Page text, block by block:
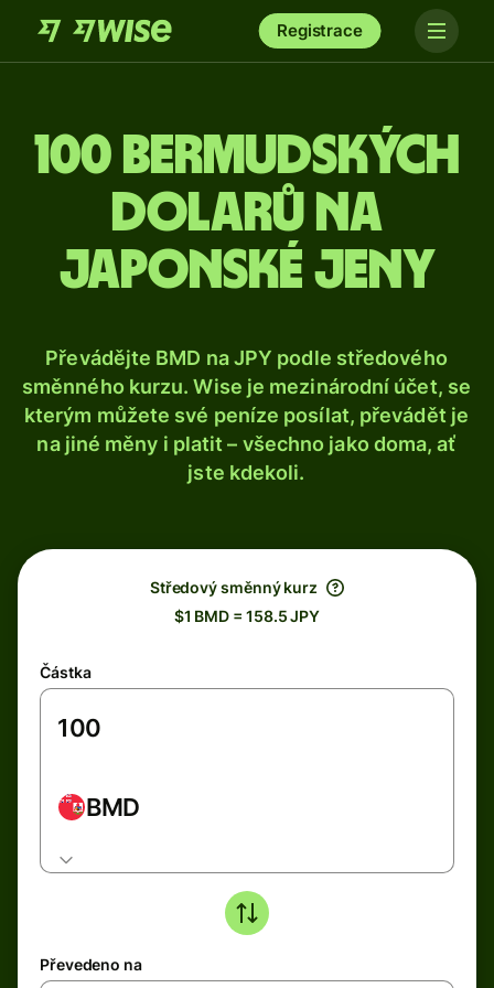
Registrace
100 bermudských
dolarů na
japonské jeny
Převádějte BMD na JPY podle středového
směnného kurzu. Wise je mezinárodní účet, se
kterým můžete své peníze posílat, převádět je
na jiné měny i platit – všechno jako doma, ať
jste kdekoli.
Středový směnný kurz
$1 BMD = 158.5 JPY
Částka
BMD
Převedeno na